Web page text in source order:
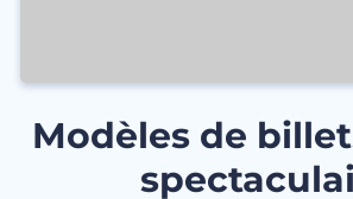
Modèles de